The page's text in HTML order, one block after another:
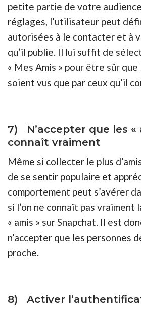
petite partie de votre
réglages, l’utilisateur peut
autorisées à le contacter et à
qu’il publie. Il lui suffit de
« Mes Amis » pour être sûr
soient vus que par ceux qu’il
7) N’accepter que les «
connaît vraiment
Même si collecter le plus
de se sentir populaire et
comportement peut s’avérer
si l’on ne connaît pas vraiment
« amis » sur Snapchat. Il est
n’accepter que les personnes
proche.
8) Activer